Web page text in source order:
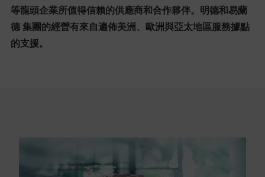
等龍頭企業所值得信賴的供應商和合作夥伴。明德和易蘭
德 集團的經營有來自遍佈美洲、歐洲與亞太地區服務據點
的支援。